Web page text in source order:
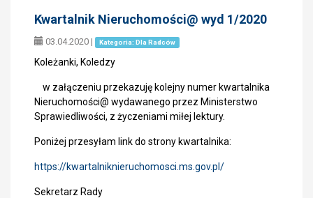
Kwartalnik Nieruchomości@ wyd 1/2020
03.04.2020 | Kategoria: Dla Radców
Koleżanki, Koledzy
w załączeniu przekazuję kolejny numer kwartalnika
Nieruchomości@ wydawanego przez Ministerstwo
Sprawiedliwości, z życzeniami miłej lektury.
Poniżej przesyłam link do strony kwartalnika:
https://kwartalniknieruchomosci.ms.gov.pl/
Sekretarz Rady